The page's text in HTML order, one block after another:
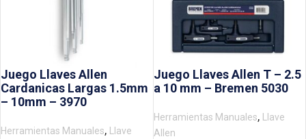
Juego Llaves Allen
Cardanicas Largas 1.5mm
– 10mm – 3970
Herramientas Manuales, Llave
Juego Llaves Allen T – 2.5
a 10 mm – Bremen 5030
Herramientas Manuales, Llave
Allen